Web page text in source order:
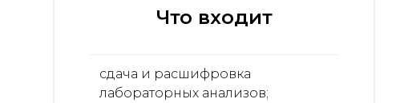
Что входит
сдача и расшифровка
лабораторных анализов;